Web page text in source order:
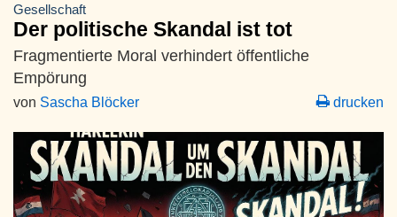
Gesellschaft
Der politische Skandal ist tot
Fragmentierte Moral verhindert öffentliche
Empörung
von Sascha Blöcker drucken